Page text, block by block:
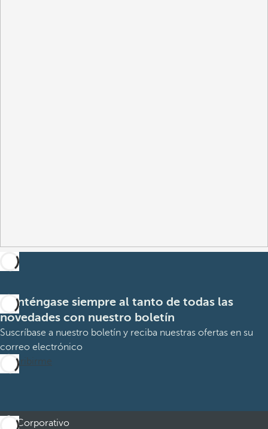
Manténgase siempre al tanto de todas las
novedades con nuestro boletín
Suscríbase a nuestro boletín y reciba nuestras ofertas en su
correo electrónico
Suscribirme
Corporativo